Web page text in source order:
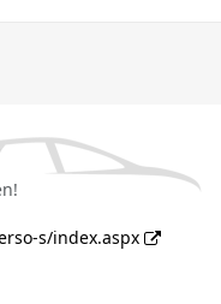
s/index.aspx